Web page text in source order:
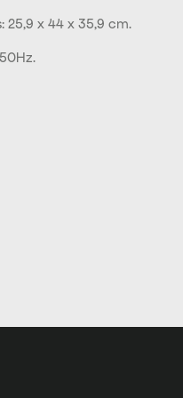
25,9 x 44 x 35,9 cm.